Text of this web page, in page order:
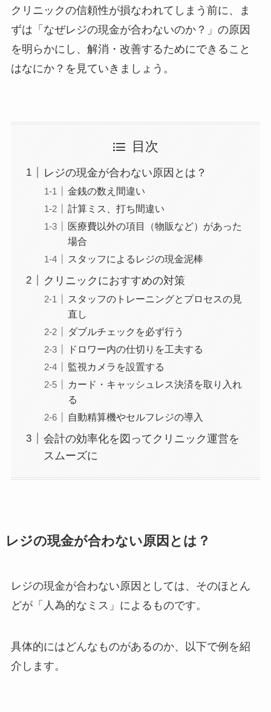
クリニックの信頼性が損なわれてしまう前に、ま
ずは「なぜレジの現金が合わないのか？」の原因
を明らかにし、解消・改善するためにできること
はなにか？を見ていきましょう。
目次
レジの現金が合わない原因とは？
金銭の数え間違い
計算ミス、打ち間違い
医療費以外の項目（物販など）があった
場合
スタッフによるレジの現金泥棒
クリニックにおすすめの対策
スタッフのトレーニングとプロセスの見
直し
ダブルチェックを必ず行う
ドロワー内の仕切りを工夫する
監視カメラを設置する
カード・キャッシュレス決済を取り入れ
る
自動精算機やセルフレジの導入
会計の効率化を図ってクリニック運営を
スムーズに
レジの現金が合わない原因とは？
レジの現金が合わない原因としては、そのほとん
どが「人為的なミス」によるものです。
具体的にはどんなものがあるのか、以下で例を紹
介します。